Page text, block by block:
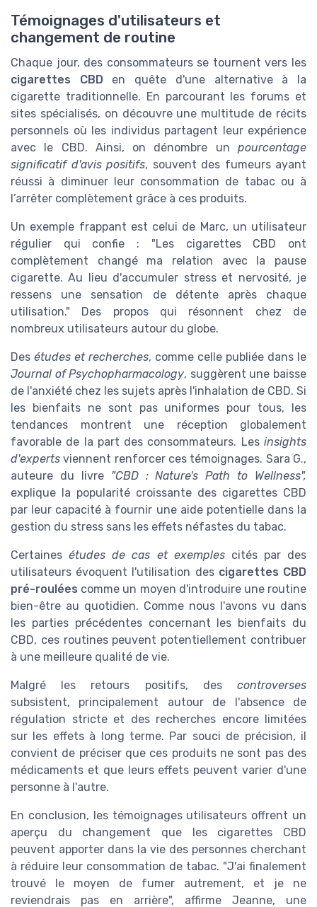
Témoignages d'utilisateurs et
changement de routine
Chaque jour, des consommateurs se tournent vers les
cigarettes CBD en quête d'une alternative à la
cigarette traditionnelle. En parcourant les forums et
sites spécialisés, on découvre une multitude de récits
personnels où les individus partagent leur expérience
avec le CBD. Ainsi, on dénombre un pourcentage
significatif d'avis positifs, souvent des fumeurs ayant
réussi à diminuer leur consommation de tabac ou à
l’arrêter complètement grâce à ces produits.
Un exemple frappant est celui de Marc, un utilisateur
régulier qui confie : "Les cigarettes CBD ont
complètement changé ma relation avec la pause
cigarette. Au lieu d'accumuler stress et nervosité, je
ressens une sensation de détente après chaque
utilisation." Des propos qui résonnent chez de
nombreux utilisateurs autour du globe.
Des études et recherches, comme celle publiée dans le
Journal of Psychopharmacology, suggèrent une baisse
de l'anxiété chez les sujets après l'inhalation de CBD. Si
les bienfaits ne sont pas uniformes pour tous, les
tendances montrent une réception globalement
favorable de la part des consommateurs. Les insights
d'experts viennent renforcer ces témoignages. Sara G.,
auteure du livre
"CBD : Nature's Path to Wellness",
explique la popularité croissante des cigarettes CBD
par leur capacité à fournir une aide potentielle dans la
gestion du stress sans les effets néfastes du tabac.
Certainesétudes de cas et exemplescités par des
utilisateurs évoquent l'utilisation des cigarettes CBD
pré-roulées comme un moyen d'introduire une routine
bien-être au quotidien. Comme nous l'avons vu dans
les parties précédentes concernant les bienfaits du
CBD, ces routines peuvent potentiellement contribuer
à une meilleure qualité de vie.
Malgré les retours positifs, des controverses
subsistent, principalement autour de l'absence de
régulation stricte et des recherches encore limitées
sur les effets à long terme. Par souci de précision, il
convient de préciser que ces produits ne sont pas des
médicaments et que leurs effets peuvent varier d'une
personne à l'autre.
En conclusion, les témoignages utilisateurs offrent un
aperçu du changement que les cigarettes CBD
peuvent apporter dans la vie des personnes cherchant
à réduire leur consommation de tabac. "J'ai finalement
trouvé le moyen de fumer autrement, et je ne
reviendrais pas en arrière", affirme Jeanne, une